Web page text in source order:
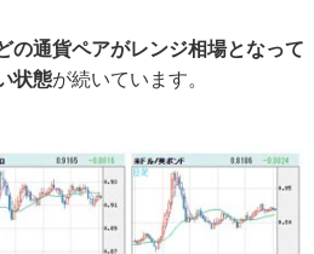
の通貨ペアがレンジ相場となって
状態が続いています。